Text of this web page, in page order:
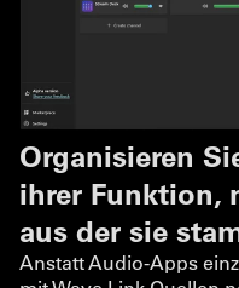
Organisieren
ihrer Funktion,
aus der sie
Anstatt Audio-Apps